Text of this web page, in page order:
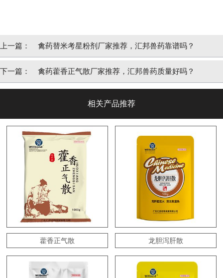
上一篇： 禽药替米考星粉剂厂家推荐，汇邦兽药靠谱吗？
下一篇： 禽药藿香正气散厂家推荐，汇邦兽药质量好吗？
相关产品推荐
藿香正气散 龙胆泻肝散